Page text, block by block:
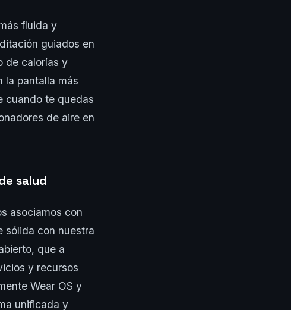
fluida y
guiados en
de calorías y
la pantalla más
cuando te quedas
de aire en
salud
asociamos con
sólida con nuestra
que a
y recursos
Wear OS y
unificada y